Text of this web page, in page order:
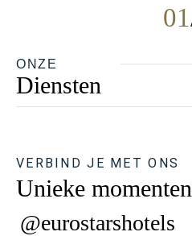
01
ONZE
Diensten
VERBIND JE MET ONS
Unieke momenten
@eurostarshotels